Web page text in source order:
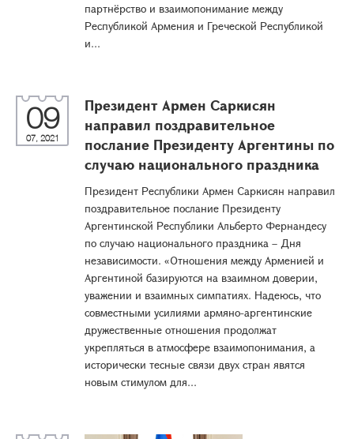
партнёрство и взаимопонимание между
Республикой Армения и Греческой Республикой
и...
09
07, 2021
Президент Армен Саркисян
направил поздравительное
послание Президенту Аргентины по
случаю национального праздника
Президент Республики Армен Саркисян направил
поздравительное послание Президенту
Аргентинской Республики Альберто Фернандесу
по случаю национального праздника – Дня
независимости. «Отношения между Арменией и
Аргентиной базируются на взаимном доверии,
уважении и взаимных симпатиях. Надеюсь, что
совместными усилиями армяно-аргентинские
дружественные отношения продолжат
укрепляться в атмосфере взаимопонимания, а
исторически тесные связи двух стран явятся
новым стимулом для...